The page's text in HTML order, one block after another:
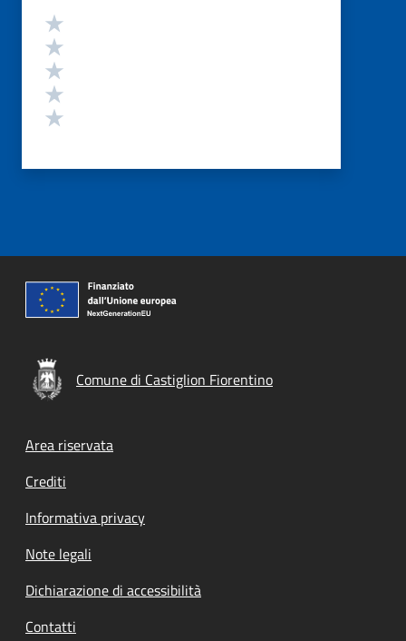
Valutazione
Comune di Castiglion Fiorentino
Footer menu
Area riservata
Crediti
Informativa privacy
Note legali
Dichiarazione di accessibilità
Contatti